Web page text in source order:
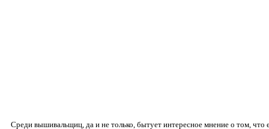
Среди вышивальщиц, да и не только, бытует интересное мнение о том,